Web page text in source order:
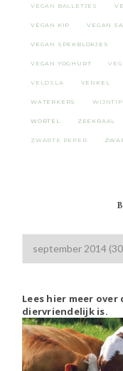
VEGAN BALLETJES
VEGAN KIP VEGAN
VEGAN SPEKBLOKJES
VEGAN YOGHURT
VELDSLA VENKEL
WATERKERS WIJNTIP
WORTEL ZEEKRAAL
ZWARTE PEPER
Lees hier meer
diervriendelijk is.